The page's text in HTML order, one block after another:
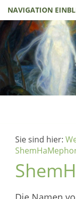
NAVIGATION
Sie sind hier: